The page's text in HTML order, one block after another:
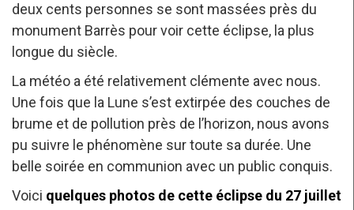
deux cents personnes se sont massées près du
monument Barrès pour voir cette éclipse, la plus
longue du siècle.
La météo a été relativement clémente avec nous.
Une fois que la Lune s’est extirpée des couches de
brume et de pollution près de l’horizon, nous avons
pu suivre le phénomène sur toute sa durée. Une
belle soirée en communion avec un public conquis.
Voici quelques photos de cette éclipse du 27 juillet